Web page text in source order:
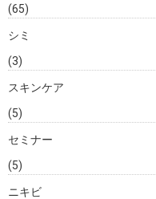
(65)
シミ
(3)
スキンケア
(5)
セミナー
(5)
ニキビ